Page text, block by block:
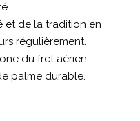
et de la tradition en
régulièrement.
du fret aérien.
palme durable.